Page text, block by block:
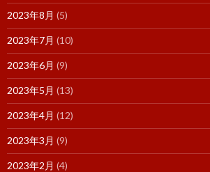
2023年8月 (5)
2023年7月 (10)
2023年6月 (9)
2023年5月 (13)
2023年4月 (12)
2023年3月 (9)
2023年2月 (4)